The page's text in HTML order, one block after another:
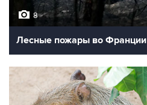
8
Лесные пожары во Франции